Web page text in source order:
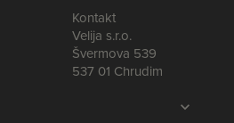
Kontakt
Velija s.r.o.
Švermova 539
537 01 Chrudim
expand_more